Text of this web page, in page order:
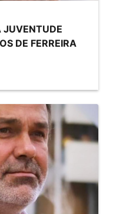
JUVENTUDE
DE FERREIRA